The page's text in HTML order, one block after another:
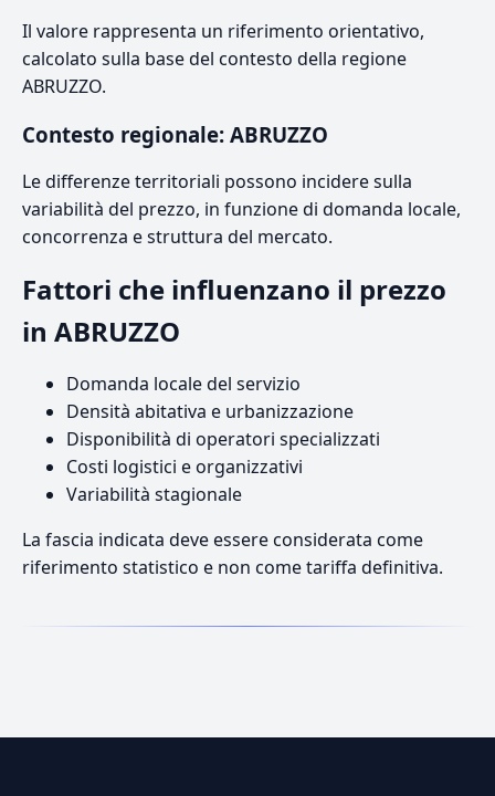
Il valore rappresenta un riferimento orientativo,
calcolato sulla base del contesto della regione
ABRUZZO.
Contesto regionale: ABRUZZO
Le differenze territoriali possono incidere sulla
variabilità del prezzo, in funzione di domanda locale,
concorrenza e struttura del mercato.
Fattori che influenzano il prezzo
in ABRUZZO
Domanda locale del servizio
Densità abitativa e urbanizzazione
Disponibilità di operatori specializzati
Costi logistici e organizzativi
Variabilità stagionale
La fascia indicata deve essere considerata come
riferimento statistico e non come tariffa definitiva.